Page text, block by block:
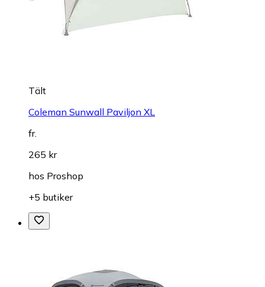
Tält
Coleman Sunwall Paviljon XL
fr.
265 kr
hos Proshop
+5 butiker